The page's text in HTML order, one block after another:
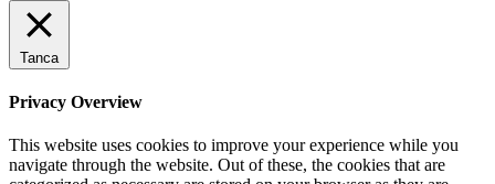
Tanca
Privacy Overview
This website uses cookies to improve your experience while you
navigate through the website. Out of these, the cookies that are